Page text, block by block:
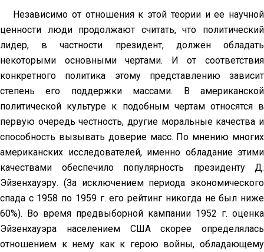
Независимо от отношения к этой теории и ее научной
ценности люди продолжают считать, что политический
лидер, в частности президент, должен обладать
некоторыми основными чертами. И от соответствия
конкретного политика этому представлению зависит
степень его поддержки массами. В американской
политической культуре к подобным чертам относятся в
первую очередь честность, другие моральные качества и
способность вызывать доверие масс. По мнению многих
американских исследователей, именно обладание этими
качествами обеспечило популярность президенту Д.
Эйзенхауэру. (За исключением периода экономического
спада с 1958 по 1959 г. его рейтинг никогда не был ниже
60%). Во время предвыборной кампании 1952 г. оценка
Эйзенхауэра населением США скорее определялась
отношением к нему как к герою войны, обладающему